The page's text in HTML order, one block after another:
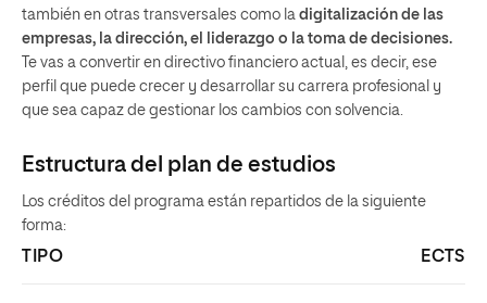
también en otras transversales como la digitalización de las
empresas, la dirección, el liderazgo o la toma de decisiones.
Te vas a convertir en directivo financiero actual, es decir, ese
perfil que puede crecer y desarrollar su carrera profesional y
que sea capaz de gestionar los cambios con solvencia.
Estructura del plan de estudios
Los créditos del programa están repartidos de la siguiente
forma:
TIPO ECTS